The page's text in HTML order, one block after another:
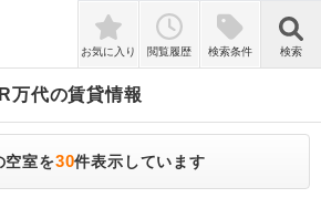
検索
お気に入り 閲覧履歴 検索条件 検索
万代の賃貸情報
空室を30件表示しています
zoom_in